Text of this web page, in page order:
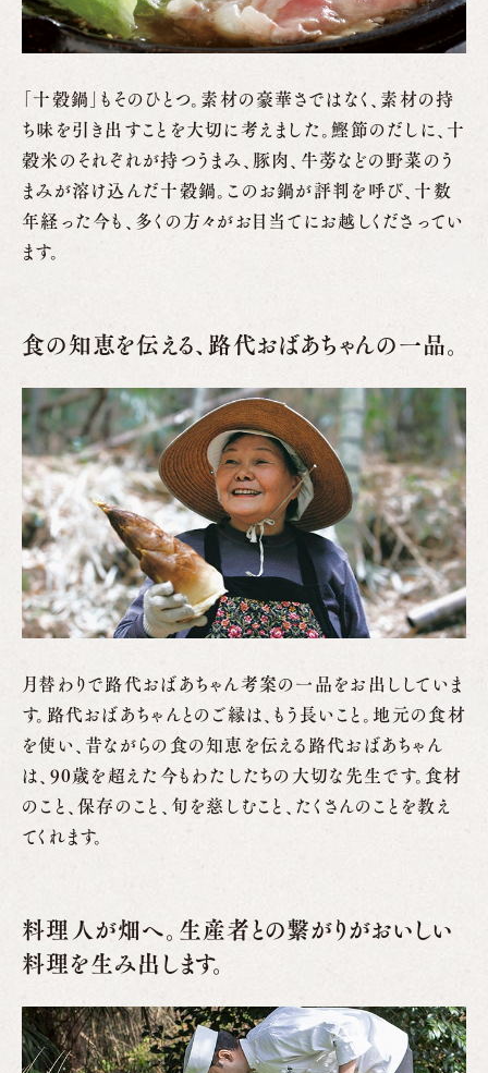
「十穀鍋」もそのひとつ。素材の豪華さではなく、素材の持
ち味を引き出すことを大切に考えました。鰹節のだしに、十
穀米のそれぞれが持つうまみ、豚肉、牛蒡などの野菜のう
まみが溶け込んだ十穀鍋。このお鍋が評判を呼び、十数
年経った今も、多くの方々がお目当てにお越しくださってい
ます。
食の知恵を伝える、路代おばあちゃんの一品。
月替わりで路代おばあちゃん考案の一品をお出ししていま
す。路代おばあちゃんとのご縁は、もう長いこと。地元の食材
を使い、昔ながらの食の知恵を伝える路代おばあちゃん
は、90歳を超えた今もわたしたちの大切な先生です。食材
のこと、保存のこと、旬を慈しむこと、たくさんのことを教え
てくれます。
料理人が畑へ。生産者との繋がりがおいしい
料理を生み出します。